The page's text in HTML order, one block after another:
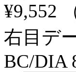
¥9,552
右目デ
BC/DIA